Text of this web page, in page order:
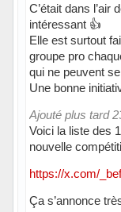
C’était dans l’air
intéressant 👍
Elle est surtout
groupe pro
qui ne peuvent
Une bonne
Ajouté plus tard
Voici la liste des
nouvelle
https://x.com/
Ça s’annonce